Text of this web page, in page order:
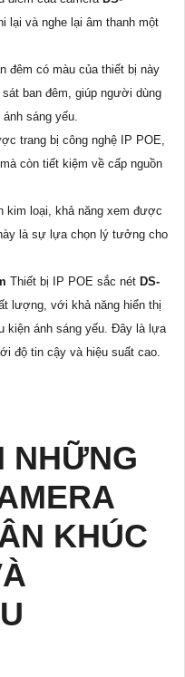
lại và nghe lại âm thanh một
đêm có màu của thiết bị này
ban đêm, giúp người dùng
sáng yếu.
trang bị công nghệ IP POE,
còn tiết kiệm về cấp nguồn
loại, khả năng xem được
là sự lựa chọn lý tưởng cho
Thiết bị IP POE sắc nét DS-
lượng, với khả năng hiển thị
kiện ánh sáng yếu. Đây là lựa
độ tin cậy và hiệu suất cao.
NHỮNG
KHÚC